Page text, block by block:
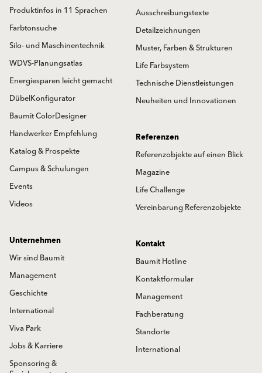
Produktinfos in 11 Sprachen
Farbtonsuche
Silo- und Maschinentechnik
WDVS-Planungsatlas
Energiesparen leicht gemacht
DübelKonfigurator
Baumit ColorDesigner
Handwerker Empfehlung
Katalog & Prospekte
Campus & Schulungen
Events
Videos
Ausschreibungstexte
Detailzeichnungen
Muster, Farben & Strukturen
Life Farbsystem
Technische Dienstleistungen
Neuheiten und Innovationen
Referenzen
Referenzobjekte auf einen Blick
Magazine
Life Challenge
Vereinbarung Referenzobjekte
Unternehmen
Wir sind Baumit
Management
Geschichte
International
Viva Park
Jobs & Karriere
Sponsoring &
Kontakt
Baumit Hotline
Kontaktformular
Management
Fachberatung
Standorte
International